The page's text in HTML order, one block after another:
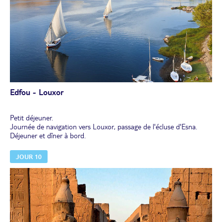
lieux. À l'intérieur, vous pourrez observer d'autres statues du
pharaon représenté sous les traits du dieu Osiris, ainsi des
fresques illustrant ses hauts faits militaires et les rites religieux qu'il
a accomplis. Retour à Assouan pour déjeuner sur le bateau.
Après-midi de navigation vers Edfou. Dîner et nuit à bord.
Edfou - Louxor
Petit déjeuner.
Journée de navigation vers Louxor, passage de l'écluse d'Esna.
Déjeuner et dîner à bord.
JOUR 10